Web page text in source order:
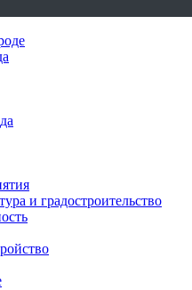
и градостроительство